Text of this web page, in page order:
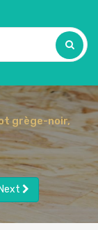
grège-noir,
Next